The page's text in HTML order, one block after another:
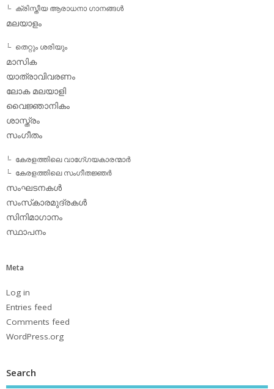
ക്രിസ്തീയ ആരാധനാ ഗാനങ്ങള്‍
മലയാളം
തെറ്റും ശരിയും
മാസിക
യാത്രാവിവരണം
ലോക മലയാളി
വൈജ്ഞാനികം
ശാസ്ത്രം
സംഗീതം
കേരളത്തിലെ വാഗേ്ഗയകാരന്മാര്‍
കേരളത്തിലെ സംഗീതജ്ഞര്‍
സംഘടനകള്‍
സംസ്‌കാരമുദ്രകള്‍
സിനിമാഗാനം
സ്ഥാപനം
Meta
Log in
Entries feed
Comments feed
WordPress.org
Search